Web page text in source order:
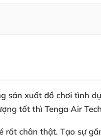
sản xuất đồ chơi tình
tốt thì Tenga Air
rất chân thật. Tạo sự